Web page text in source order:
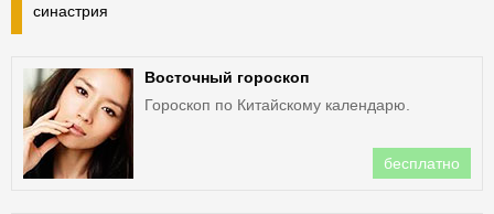
синастрия
Восточный гороскоп
Гороскоп по Китайскому календарю.
бесплатно